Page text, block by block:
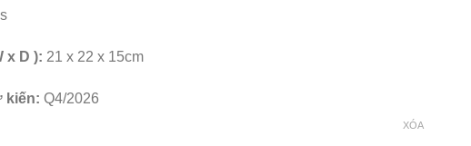
x D ): 21 x 22 x 15cm
kiến: Q4/2026
XÓA